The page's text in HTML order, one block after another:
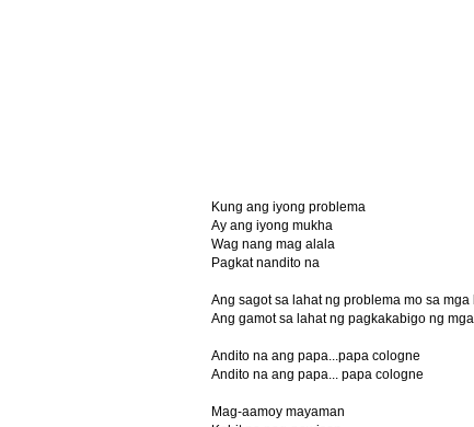
Kung ang iyong problema
Ay ang iyong mukha
Wag nang mag alala
Pagkat nandito na
Ang sagot sa lahat ng problema mo sa mga
Ang gamot sa lahat ng pagkakabigo ng
Andito na ang papa...papa cologne
Andito na ang papa... papa cologne
Mag-aamoy mayaman